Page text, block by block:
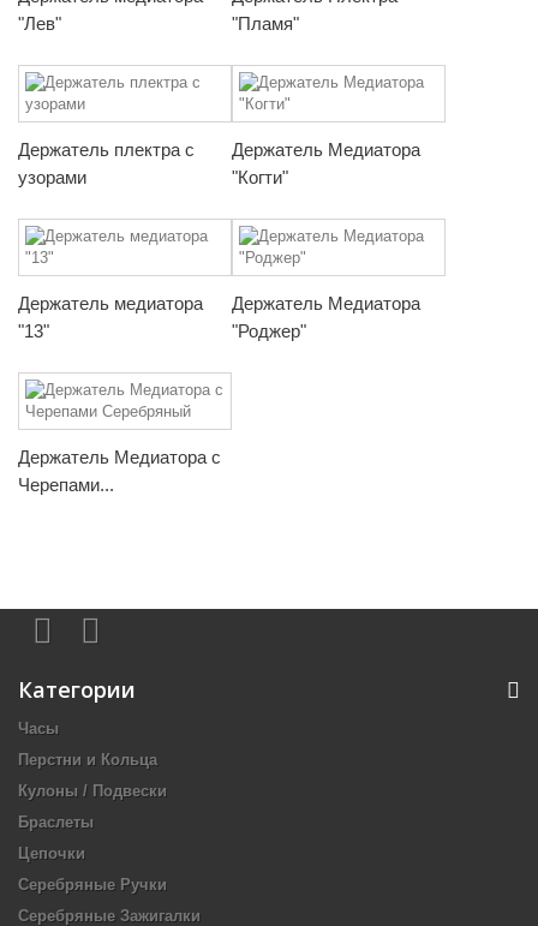
"Лев"
"Пламя"
Держатель плектра с
узорами
Держатель Медиатора
"Когти"
Держатель медиатора
"13"
Держатель Медиатора
"Роджер"
Держатель Медиатора с
Черепами...
Категории
Часы
Перстни и Кольца
Кулоны / Подвески
Браслеты
Цепочки
Серебряные Ручки
Серебряные Зажигалки